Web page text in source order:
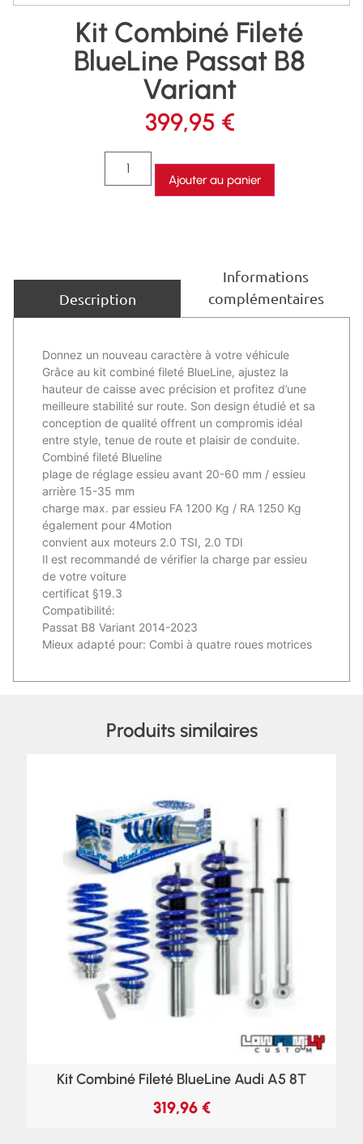
Kit Combiné Fileté
BlueLine Passat B8
Variant
399,95 €
Ajouter au panier
Description
Informations
complémentaires
Donnez un nouveau caractère à votre véhicule
Grâce au kit combiné fileté BlueLine, ajustez la
hauteur de caisse avec précision et profitez d’une
meilleure stabilité sur route. Son design étudié et sa
conception de qualité offrent un compromis idéal
entre style, tenue de route et plaisir de conduite.
Combiné fileté Blueline
plage de réglage essieu avant 20-60 mm / essieu
arrière 15-35 mm
charge max. par essieu FA 1200 Kg / RA 1250 Kg
également pour 4Motion
convient aux moteurs 2.0 TSI, 2.0 TDI
Il est recommandé de vérifier la charge par essieu
de votre voiture
certificat §19.3
Compatibilité:
Passat B8 Variant 2014-2023
Mieux adapté pour: Combi à quatre roues motrices
Produits similaires
Kit Combiné Fileté BlueLine Audi A5 8T
319,96 €